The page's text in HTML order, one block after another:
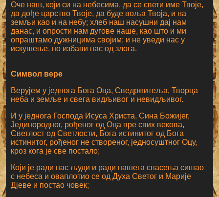
Оче наш, који си на небесима, да се свети име Твоје,
да дође царство Твоје, да буде воља Твоја, и на
земљи као и на небу; хлеб наш насушни дај нам
данас, и опрости нам дугове наше, као што и ми
опраштамо дужницима својим; и не уведи нас у
искушење, но избави нас од злога.
Символ вере
Верујем у једнога Бога Оца, Сведржитеља, Творца
неба и земље и свега видљивог и невидљивог.
И у једнога Господа Исуса Христа, Сина Божијег,
Јединородног, рођеног од Оца пре свих векова,
Светлост од Светлости, Бога истинитог од Бога
истинитог, рођеног не створеног, једносуштног Оцу,
кроз кога је све постало;
Који је ради нас људи и ради нашега спасења сишао
с небеса и оваплотио се од Духа Светог и Марије
Дјеве и постао човек;